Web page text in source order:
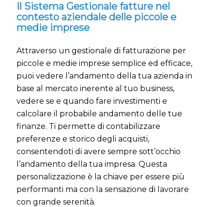
Il Sistema Gestionale fatture nel
contesto aziendale delle piccole e
medie imprese
Attraverso un gestionale di fatturazione per
piccole e medie imprese semplice ed efficace,
puoi vedere l’andamento della tua azienda in
base al mercato inerente al tuo business,
vedere se e quando fare investimenti e
calcolare il probabile andamento delle tue
finanze. Ti permette di contabilizzare
preferenze e storico degli acquisti,
consentendoti di avere sempre sott’occhio
l’andamento della tua impresa. Questa
personalizzazione è la chiave per essere più
performanti ma con la sensazione di lavorare
con grande serenità.